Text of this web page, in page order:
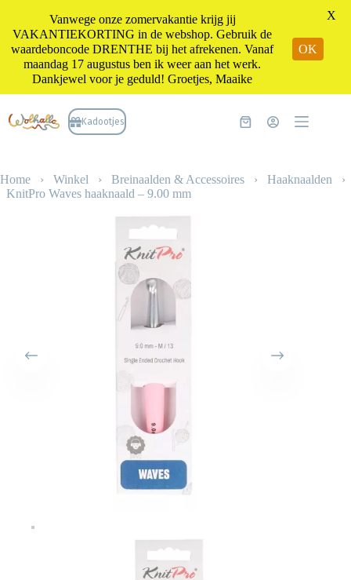
naar
de
Kadootjes Winkelwagen
Home › Winkel › Breinaalden & Accessoires › Haaknaalden ›
KnitPro Waves haaknaald – 9.00 mm
Vanwege onze zomervakantie krijg jij
VAKANTIEKORTING in de webshop. Gebruik de
waardeboncode DRENTHE bij het afrekenen. Vanaf
maandag 17 augustus ben ik weer aan het werk.
Dankjewel voor je geduld! Groetjes, Maaike
OK
X